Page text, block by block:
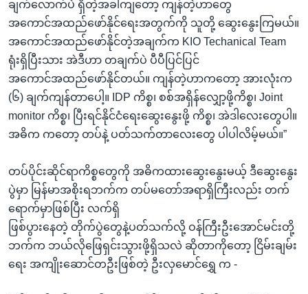
ချက်လောက်ပဲ ရှိတဲ့အခါကျတော့ ကျန်တဲ့ဟာတွေ
အကောင်အထည်ဖော်နိုင်ရေးအတွက်ကို သူတို့ ဆွေးနွေးကြမယ်။
အကောင်အထည်ဖော်နိုင်တဲ့အချက်က KIO Techanical Team
ရုံးရှိပြီးသား အဲဒီဟာ တချက်ပဲ ပီပီပြင်ပြင်
အကောင်အထည်ဖော်နိုင်တယ်။ ကျန်တဲ့ဟာကတော့ အားလုံးက
(၆) ချက်ကျန်တာပေါ့။ IDP ကိစ္စ၊ စစ်အရှိန်လျှော့ဖို့ကိစ္စ၊ Joint
monitor ကိစ္စ၊ ပြီးရင်နိုင်ငံရေးဆွေးနွေးဖို့ ကိစ္စ၊ အဲဒါလေးတွေပါ။
အဓိက ကတော့ တပ်နဲ့ ပတ်သက်တာလေးတွေ ပါပါလိမ့်မယ်။”
တပ်ပိုင်းဆိုင်ရာကိစ္စတွေကို အဓိကထားဆွေးနွေးမယ့် ဒီဆွေးနွေး
ပွဲမှာ မြန်မာအစိုးရဘက်က တပ်မတော်အရာရှိကြီးလည်း တက်
ရောက်မှာဖြစ်ပြီး လက်ရှိ
ဖြစ်ပွားနေတဲ့ တိုက်ပွဲတွေနဲ့ပတ်သက်လို့ ဝန်ကြီးဦးအောင်မင်းတို့
ဘက်က ဘယ်လိုဖြေရှင်းသွားဖို့ရှိသလဲ ဆိုတာကိုတော့ ငြိမ်းချမ်း
ရေး အကျိုးဆောင်တဦးဖြစ်တဲ့ ဦးလှမောင်ရွှေ က -